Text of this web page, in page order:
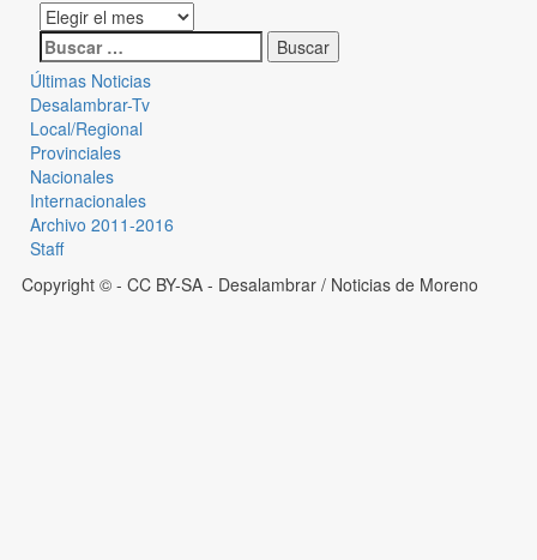
Últimas Noticias
Desalambrar-Tv
Local/Regional
Provinciales
Nacionales
Internacionales
Archivo 2011-2016
Staff
Copyright © - CC BY-SA - Desalambrar / Noticias de Moreno